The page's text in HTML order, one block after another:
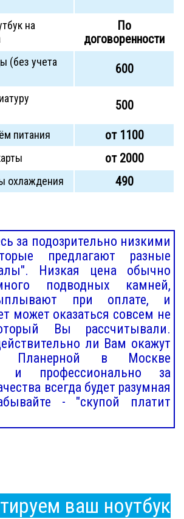
на
По
договоренности
(без учета
600
500
питания от 1100
от 2000
охлаждения 490
за подозрительно низкими
предлагают разные
Низкая цена обычно
подводных камней,
при оплате, и
может оказаться совсем не
Вы рассчитывали.
ли Вам окажут
Планерной в Москве
и профессионально за
всегда будет разумная
- "скупой платит
ваш ноутбук